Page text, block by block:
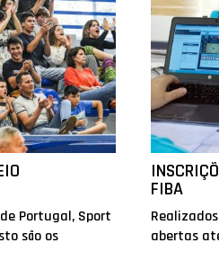
Portugal, Sport
são os
FIBA
abertas